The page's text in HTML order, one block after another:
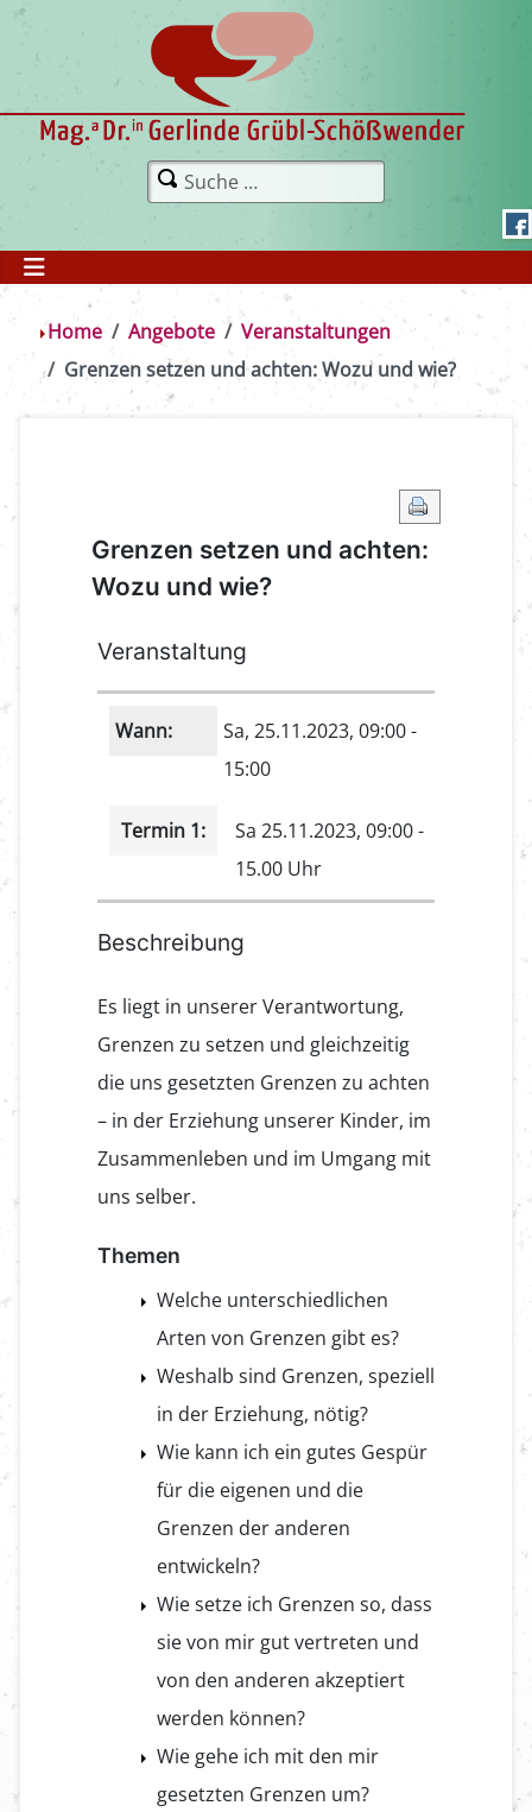
Home Angebote
Veranstaltungen
Grenzen setzen und achten: Wozu und wie?
Grenzen setzen und achten:
Wozu und wie?
Veranstaltung
Wann: Sa, 25.11.2023, 09:00-
15:00
Termin 1:
Sa 25.11.2023, 09:00 -
15.00 Uhr
Beschreibung
Es liegt in unserer Verantwortung,
Grenzen zu setzen und gleichzeitig
die uns gesetzten Grenzen zu achten
– in der Erziehung unserer Kinder, im
Zusammenleben und im Umgang mit
uns selber.
Themen
Welche unterschiedlichen
Arten von Grenzen gibt es?
Weshalb sind Grenzen, speziell
in der Erziehung, nötig?
Wie kann ich ein gutes Gespür
für die eigenen und die
Grenzen der anderen
entwickeln?
Wie setze ich Grenzen so, dass
sie von mir gut vertreten und
von den anderen akzeptiert
werden können?
Wie gehe ich mit den mir
gesetzten Grenzen um?